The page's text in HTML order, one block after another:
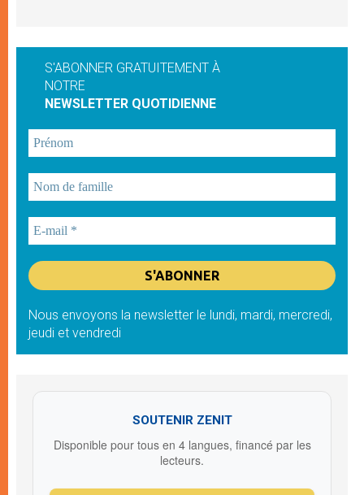
S'ABONNER GRATUITEMENT À
NOTRE
NEWSLETTER QUOTIDIENNE
Nous envoyons la newsletter le lundi, mardi, mercredi,
jeudi et vendredi
SOUTENIR ZENIT
Disponible pour tous en 4 langues, financé par les
lecteurs.